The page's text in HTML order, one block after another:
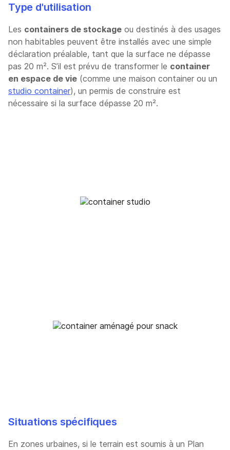
Type d'utilisation
Les containers de stockage ou destinés à des usages
non habitables peuvent être installés avec une simple
déclaration préalable, tant que la surface ne dépasse
pas 20 m². S’il est prévu de transformer le container
en espace de vie (comme une maison container ou un
studio container), un permis de construire est
nécessaire si la surface dépasse 20 m².
Situations spécifiques
En zones urbaines, si le terrain est soumis à un Plan